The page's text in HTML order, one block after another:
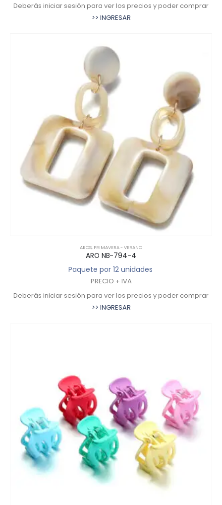
Deberás iniciar sesión para ver los precios y poder comprar
>> INGRESAR
AROS, PRIMAVERA - VERANO
ARO NB-794-4
Paquete por 12 unidades
PRECIO + IVA
Deberás iniciar sesión para ver los precios y poder comprar
>> INGRESAR